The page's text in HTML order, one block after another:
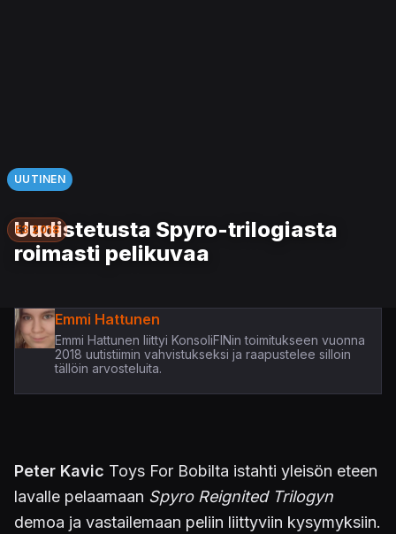
UUTINEN
E3 2018
Uudistetusta Spyro-trilogiasta
roimasti pelikuvaa
Emmi Hattunen
Emmi Hattunen liittyi KonsoliFINin toimitukseen vuonna
2018 uutistiimin vahvistukseksi ja raapustelee silloin
tällöin arvosteluita.
Peter Kavic Toys For Bobilta istahti yleisön eteen
lavalle pelaamaan Spyro Reignited Trilogyn
demoa ja vastailemaan peliin liittyviin kysymyksiin.